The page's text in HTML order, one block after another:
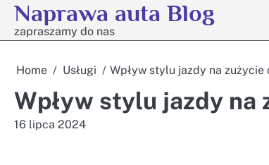
Skip
content
Naprawa auta Blog
zapraszamy do nas
Home Usługi Wpływ stylu jazdy na zużycie
Wpływ stylu jazdy na
16 lipca 2024